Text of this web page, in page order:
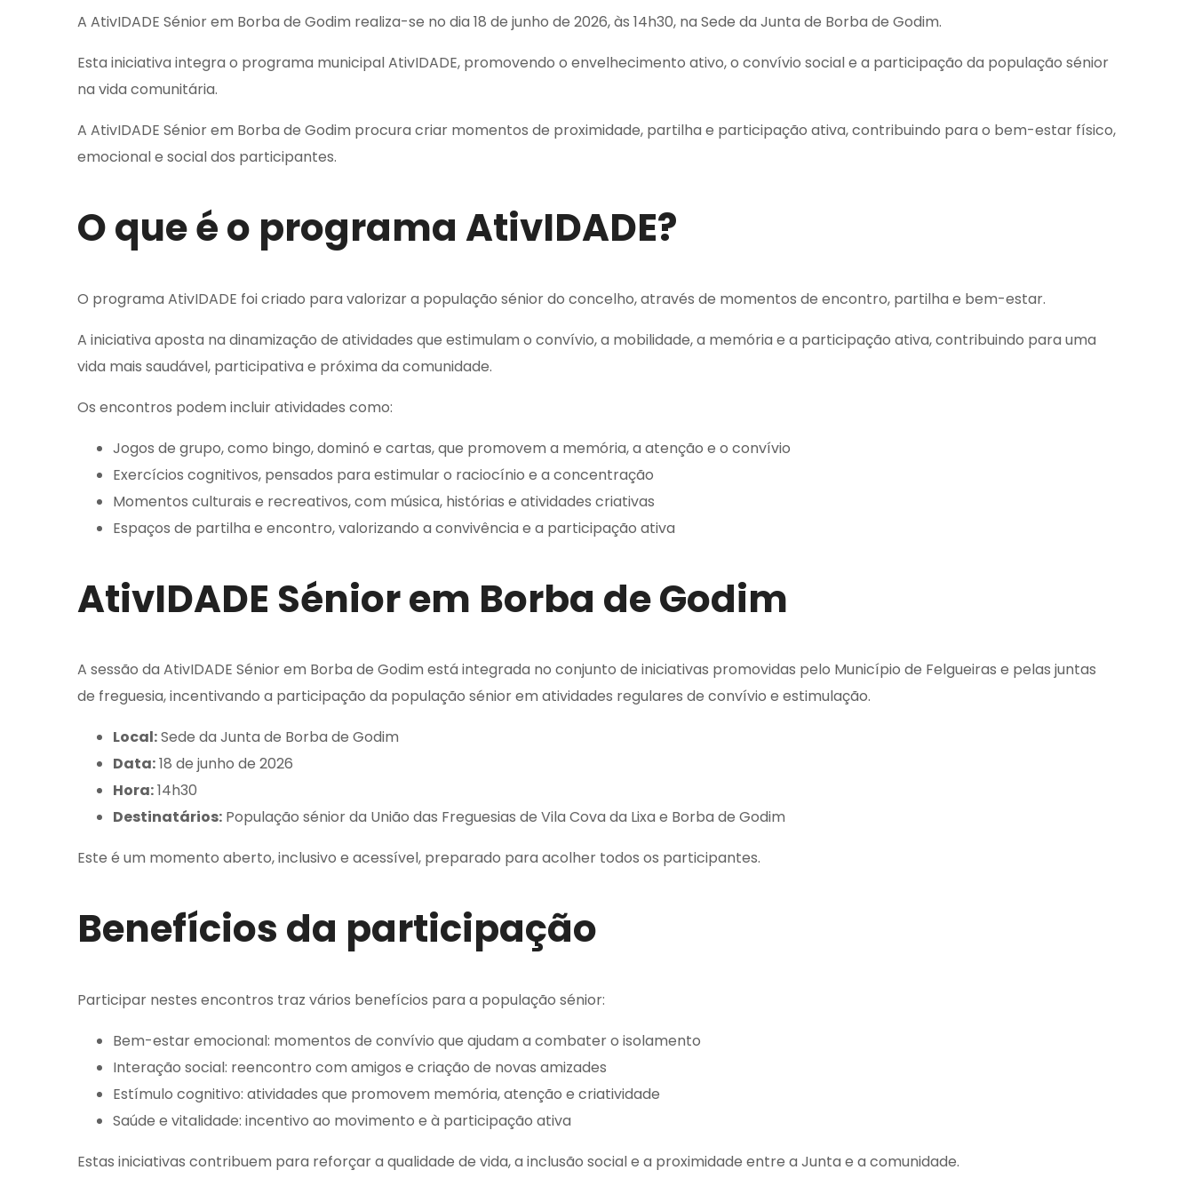
A AtivIDADE Sénior em Borba de Godim realiza-se no dia 18 de junho de 2026, às 14h30, na Sede da Junta de Borba de Godim.
Esta iniciativa integra o programa municipal AtivIDADE, promovendo o envelhecimento ativo, o convívio social e a participação da população sénior
na vida comunitária.
A AtivIDADE Sénior em Borba de Godim procura criar momentos de proximidade, partilha e participação ativa, contribuindo para o bem-estar físico,
emocional e social dos participantes.
O que é o programa AtivIDADE?
O programa AtivIDADE foi criado para valorizar a população sénior do concelho, através de momentos de encontro, partilha e bem-estar.
A iniciativa aposta na dinamização de atividades que estimulam o convívio, a mobilidade, a memória e a participação ativa, contribuindo para uma
vida mais saudável, participativa e próxima da comunidade.
Os encontros podem incluir atividades como:
Jogos de grupo, como bingo, dominó e cartas, que promovem a memória, a atenção e o convívio
Exercícios cognitivos, pensados para estimular o raciocínio e a concentração
Momentos culturais e recreativos, com música, histórias e atividades criativas
Espaços de partilha e encontro, valorizando a convivência e a participação ativa
AtivIDADE Sénior em Borba de Godim
A sessão da AtivIDADE Sénior em Borba de Godim está integrada no conjunto de iniciativas promovidas pelo Município de Felgueiras e pelas juntas
de freguesia, incentivando a participação da população sénior em atividades regulares de convívio e estimulação.
Local:Sede da Junta de Borba de Godim
Data:18 de junho de 2026
Hora:14h30
Destinatários: População sénior da União das Freguesias de Vila Cova da Lixa e Borba de Godim
Este é um momento aberto, inclusivo e acessível, preparado para acolher todos os participantes.
Benefícios da participação
Participar nestes encontros traz vários benefícios para a população sénior:
Bem-estar emocional: momentos de convívio que ajudam a combater o isolamento
Interação social: reencontro com amigos e criação de novas amizades
Estímulo cognitivo: atividades que promovem memória, atenção e criatividade
Saúde e vitalidade: incentivo ao movimento e à participação ativa
Estas iniciativas contribuem para reforçar a qualidade de vida, a inclusão social e a proximidade entre a Junta e a comunidade.